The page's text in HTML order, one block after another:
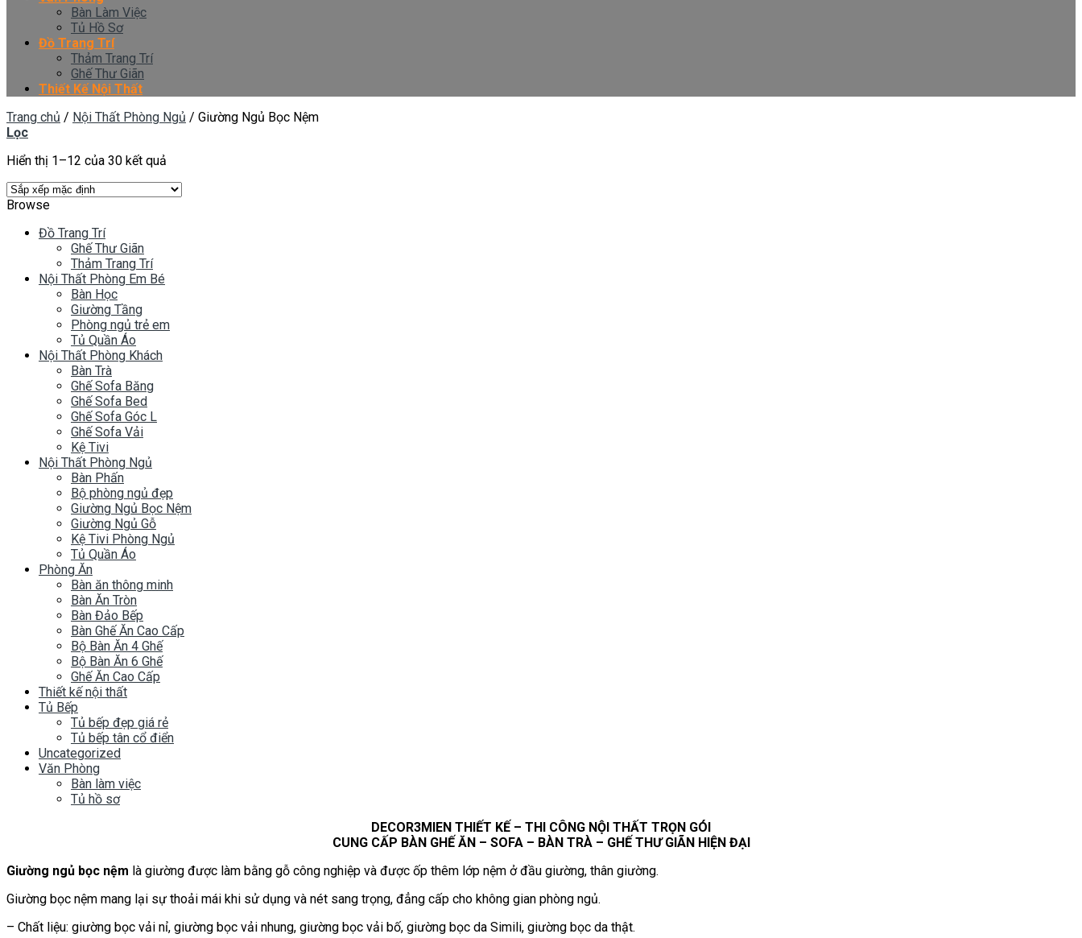
Bàn Làm Việc
Tủ Hồ Sơ
Đồ Trang Trí
Thảm Trang Trí
Ghế Thư Giãn
Thiết Kế Nội Thất
Trang chủ / Nội Thất Phòng Ngủ / Giường Ngủ Bọc Nệm
Lọc
Hiển thị 1–12 của 30 kết quả
Browse
Đồ Trang Trí
Ghế Thư Giãn
Thảm Trang Trí
Nội Thất Phòng Em Bé
Bàn Học
Giường Tầng
Phòng ngủ trẻ em
Tủ Quần Áo
Nội Thất Phòng Khách
Bàn Trà
Ghế Sofa Băng
Ghế Sofa Bed
Ghế Sofa Góc L
Ghế Sofa Vải
Kệ Tivi
Nội Thất Phòng Ngủ
Bàn Phấn
Bộ phòng ngủ đẹp
Giường Ngủ Bọc Nệm
Giường Ngủ Gỗ
Kệ Tivi Phòng Ngủ
Tủ Quần Áo
Phòng Ăn
Bàn ăn thông minh
Bàn Ăn Tròn
Bàn Đảo Bếp
Bàn Ghế Ăn Cao Cấp
Bộ Bàn Ăn 4 Ghế
Bộ Bàn Ăn 6 Ghế
Ghế Ăn Cao Cấp
Thiết kế nội thất
Tủ Bếp
Tủ bếp đẹp giá rẻ
Tủ bếp tân cổ điển
Uncategorized
Văn Phòng
Bàn làm việc
Tủ hồ sơ
DECOR3MIEN THIẾT KẾ – THI CÔNG NỘI THẤT TRỌN GÓI
CUNG CẤP BÀN GHẾ ĂN – SOFA – BÀN TRÀ – GHẾ THƯ GIÃN HIỆN ĐẠI
Giường ngủ bọc nệm là giường được làm bằng gỗ công nghiệp và được ốp thêm lớp nệm ở đầu giường, thân giường.
Giường bọc nệm mang lại sự thoải mái khi sử dụng và nét sang trọng, đẳng cấp cho không gian phòng ngủ.
– Chất liệu: giường bọc vải nỉ, giường bọc vải nhung, giường bọc vải bố, giường bọc da Simili, giường bọc da thật.